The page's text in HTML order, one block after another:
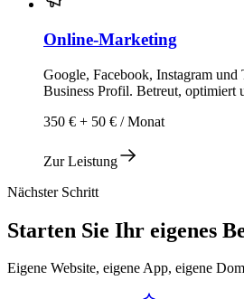
Online-Marketing
Google, Facebook, Instagram
Business Profil. Betreut, optimiert
350 € + 50 € / Monat
Zur Leistung
Nächster Schritt
Starten Sie Ihr eigenes
Eigene Website, eigene App, eigene